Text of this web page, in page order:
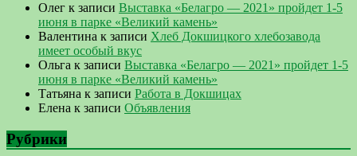
Олег к записи Выставка «Белагро — 2021» пройдет 1-5
июня в парке «Великий камень»
Валентина к записи Хлеб Докшицкого хлебозавода
имеет особый вкус
Ольга к записи Выставка «Белагро — 2021» пройдет 1-5
июня в парке «Великий камень»
Татьяна к записи Работа в Докшицах
Елена к записи Объявления
Рубрики